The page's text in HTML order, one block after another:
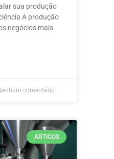
sua produção
A produção
negócios mais
comentário
ARTIGOS